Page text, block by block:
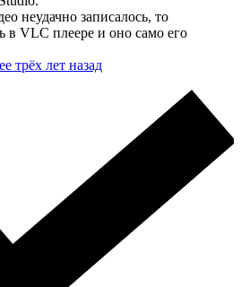
неудачно записалось, то
в VLC плеере и оно само его
трёх лет назад